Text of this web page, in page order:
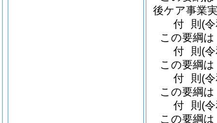
後ケア事業
付 則 (
この要綱
付 則 (
この要綱
付 則 (
この要綱
付 則 (
この要綱